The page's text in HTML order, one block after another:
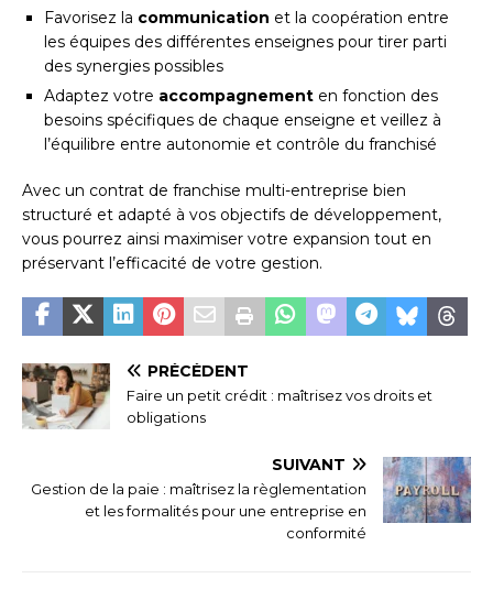
Favorisez la communication et la coopération entre
les équipes des différentes enseignes pour tirer parti
des synergies possibles
Adaptez votre accompagnement en fonction des
besoins spécifiques de chaque enseigne et veillez à
l’équilibre entre autonomie et contrôle du franchisé
Avec un contrat de franchise multi-entreprise bien
structuré et adapté à vos objectifs de développement,
vous pourrez ainsi maximiser votre expansion tout en
préservant l’efficacité de votre gestion.
PRÉCÉDENT
Faire un petit crédit : maîtrisez vos droits et
obligations
SUIVANT
Gestion de la paie : maîtrisez la règlementation
et les formalités pour une entreprise en
conformité